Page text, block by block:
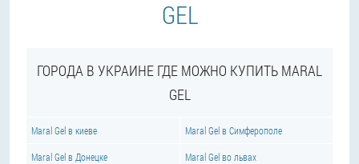
GEL
ГОРОДА В УКРАИНЕ ГДЕ МОЖНО КУПИТЬ MARAL
GEL
Maral Gel в киеве Maral Gel в Симферополе
Maral Gel в Донецке Maral Gel во львах